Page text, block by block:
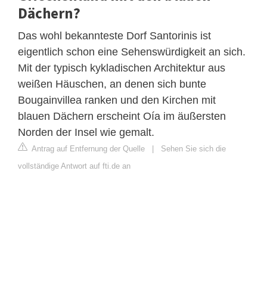
Dächern?
Das wohl bekannteste Dorf Santorinis ist
eigentlich schon eine Sehenswürdigkeit an sich.
Mit der typisch kykladischen Architektur aus
weißen Häuschen, an denen sich bunte
Bougainvillea ranken und den Kirchen mit
blauen Dächern erscheint Oía im äußersten
Norden der Insel wie gemalt.
Antrag auf Entfernung der Quelle | Sehen Sie sich die
vollständige Antwort auf fti.de an